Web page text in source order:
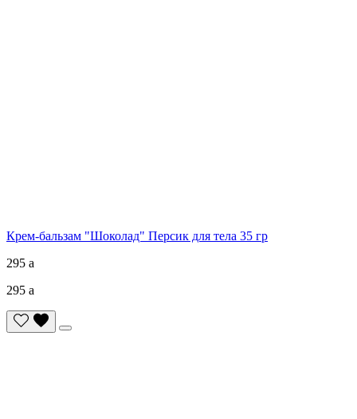
Крем-бальзам "Шоколад" Персик для тела 35 гр
295 a
295 a